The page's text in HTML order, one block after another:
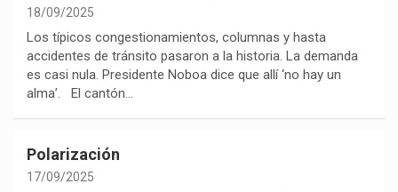
18/09/2025
Los típicos congestionamientos, columnas y hasta
accidentes de tránsito pasaron a la historia. La demanda
es casi nula. Presidente Noboa dice que allí ‘no hay un
alma’. El cantón…
Polarización
17/09/2025